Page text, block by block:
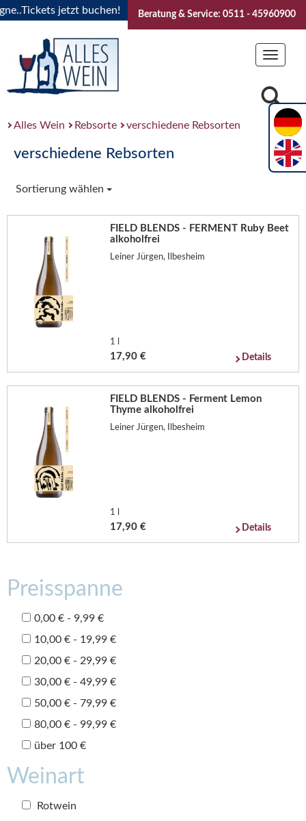
jetzt buchen! "Das Sommerfest 2026" Vive la
Beratung & Service: 0511 - 45960900
Toggle
Alles Wein Rebsorte verschiedene Rebsorten
verschiedene Rebsorten
Sortierung wählen
FIELD BLENDS - FERMENT Ruby Beet
alkoholfrei
Leiner Jürgen, Ilbesheim
1 l
17,90 € Details
FIELD BLENDS - Ferment Lemon
Thyme alkoholfrei
Leiner Jürgen, Ilbesheim
1 l
17,90 € Details
Preisspanne
0,00 € - 9,99 €
10,00 € - 19,99 €
20,00 € - 29,99 €
30,00 € - 49,99 €
50,00 € - 79,99 €
80,00 € - 99,99 €
über 100 €
Weinart
Rotwein